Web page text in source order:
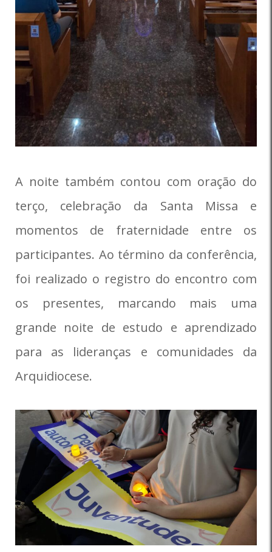
A noite também contou com oração do
terço, celebração da Santa Missa e
momentos de fraternidade entre os
participantes. Ao término da conferência,
foi realizado o registro do encontro com
os presentes, marcando mais uma
grande noite de estudo e aprendizado
para as lideranças e comunidades da
Arquidiocese.